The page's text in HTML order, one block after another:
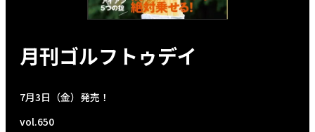
月刊ゴルフトゥデイ
7月3日（金）発売！
vol.650